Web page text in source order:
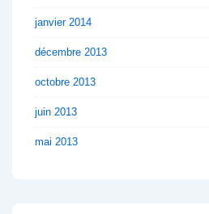
janvier 2014
décembre 2013
octobre 2013
juin 2013
mai 2013